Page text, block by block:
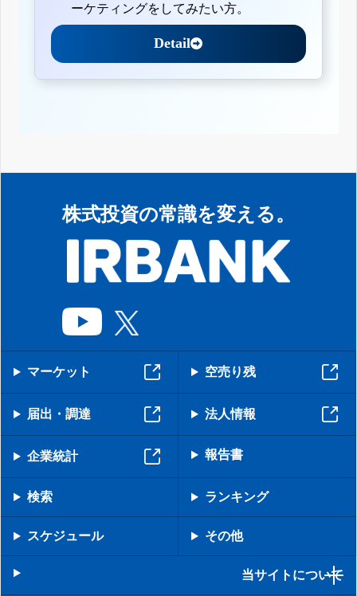
ーケティングをしてみたい方。
Detail
株式投資の常識を変える。
マーケット 空売り残
届出・調達 法人情報
企業統計 報告書
検索 ランキング
スケジュール その他
当サイトについて